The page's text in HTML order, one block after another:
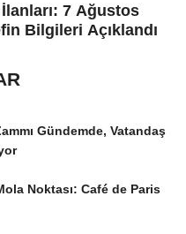
7 Ağustos
Bilgileri Açıklandı
Gündemde, Vatandaş
Noktası: Café de Paris